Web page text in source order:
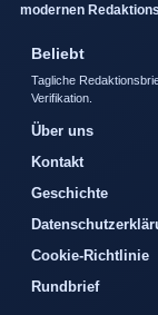
modernen
Beliebt
Tagliche
Verifikation.
Über uns
Kontakt
Geschichte
Cookie-Richtlinie
Rundbrief